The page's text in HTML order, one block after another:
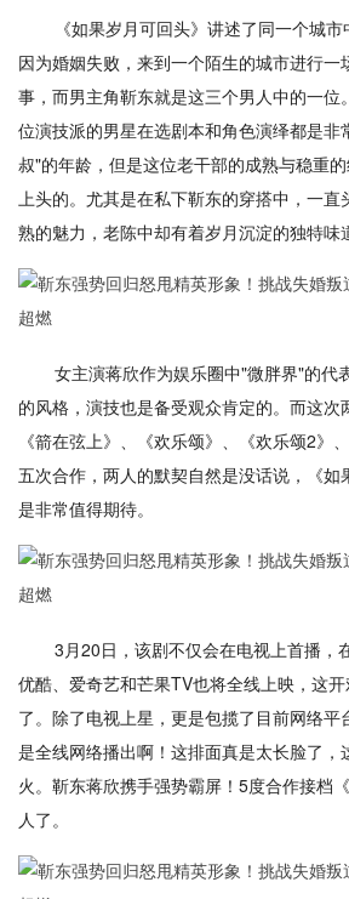
《如果岁月可回头》讲述了同一个城
因为婚姻失败，来到一个陌生的城市进行一
事，而男主角靳东就是这三个男人中的一位
位演技派的男星在选剧本和角色演绎都是非
叔"的年龄，但是这位老干部的成熟与稳重
上头的。尤其是在私下靳东的穿搭中，一直
熟的魅力，老陈中却有着岁月沉淀的独特味
女主演蒋欣作为娱乐圈中"微胖界"的代
的风格，演技也是备受观众肯定的。而这次
《箭在弦上》、《欢乐颂》、《欢乐颂2》
五次合作，两人的默契自然是没话说，《如
是非常值得期待。
3月20日，该剧不仅会在电视上首播，
优酷、爱奇艺和芒果TV也将全线上映，这
了。除了电视上星，更是包揽了目前网络
是全线网络播出啊！这排面真是太长脸了，
火。靳东蒋欣携手强势霸屏！5度合作接档
人了。